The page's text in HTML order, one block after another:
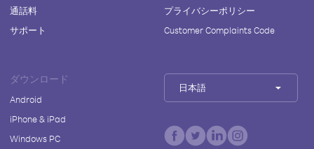
通話料
サポート
プライバシーポリシー
Customer Complaints Code
ダウンロード
Android
iPhone & iPad
Windows PC
日本語